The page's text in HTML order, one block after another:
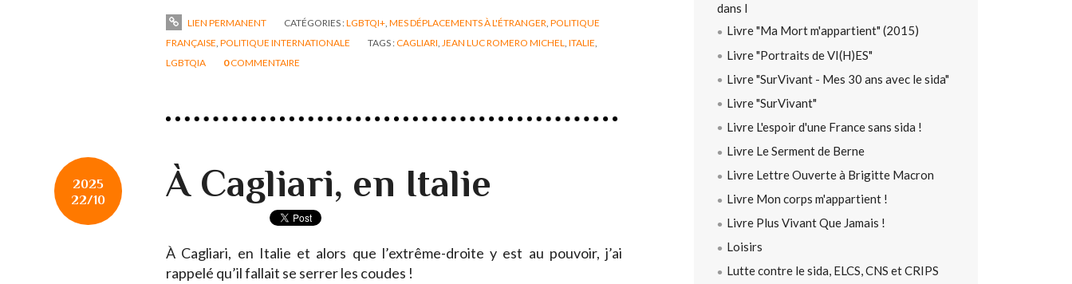
LIEN PERMANENT CATÉGORIES :LGBTQI+, MES DÉPLACEMENTS À L'ÉTRANGER, POLITIQUE
FRANÇAISE, POLITIQUE INTERNATIONALE TAGS :CAGLIARI, JEAN LUC ROMERO MICHEL, ITALIE,
LGBTQIA
0COMMENTAIRE
2025
22/10
À Cagliari, en Italie
À Cagliari, en Italie et alors que l’extrême-droite y est au pouvoir, j’ai
rappelé qu’il fallait se serrer les coudes !
dans l
Livre "Ma Mort m'appartient" (2015)
Livre "Portraits de VI(H)ES"
Livre "SurVivant - Mes 30 ans avec le sida"
Livre "SurVivant"
Livre L'espoir d'une France sans sida !
Livre Le Serment de Berne
Livre Lettre Ouverte à Brigitte Macron
Livre Mon corps m'appartient !
Livre Plus Vivant Que Jamais !
Loisirs
Lutte contre le sida, ELCS, CNS et CRIPS